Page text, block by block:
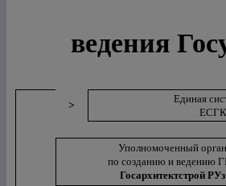
ведения
Единая
>
Уполномоченный орган
по созданию и ведению
Госархитектстрой РУз